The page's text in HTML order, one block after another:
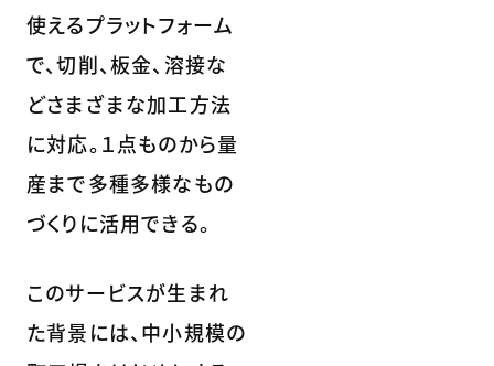
使えるプラットフォーム
で、切削、板金、溶接な
どさまざまな加工方法
に対応。１点ものから量
産まで多種多様なもの
づくりに活用できる。
このサービスが生まれ
た背景には、中小規模の